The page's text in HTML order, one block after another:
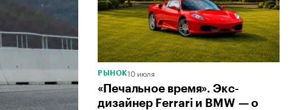
РЫНОК10 июля
«Печальное время». Экс-
дизайнер Ferrari и BMW — о